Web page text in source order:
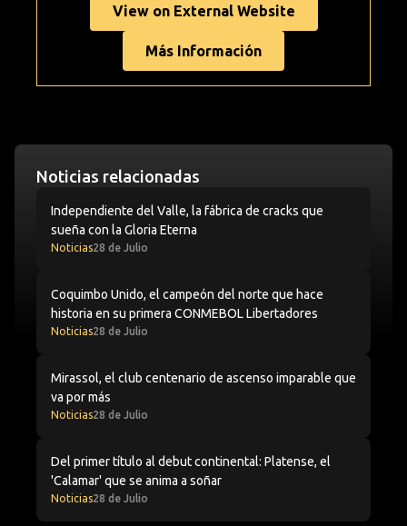
View on External Website
Más Información
Noticias relacionadas
Independiente del Valle, la fábrica de cracks que
sueña con la Gloria Eterna
Noticias28 de Julio
Coquimbo Unido, el campeón del norte que hace
historia en su primera CONMEBOL Libertadores
Noticias28 de Julio
Mirassol, el club centenario de ascenso imparable que
va por más
Noticias28 de Julio
Del primer título al debut continental: Platense, el
'Calamar' que se anima a soñar
Noticias28 de Julio